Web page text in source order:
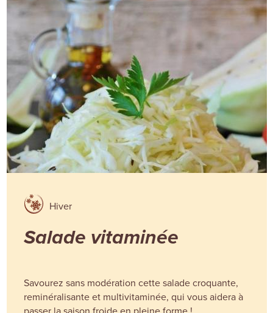
Hiver
Salade vitaminée
Savourez sans modération cette salade croquante,
reminéralisante et multivitaminée, qui vous aidera à